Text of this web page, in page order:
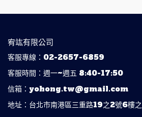
宥竑有限公司
客服專線：02-2657-6859
客服時間：週一~週五 8:40-17:50
信箱：yohong.tw@gmail.com
地址：台北市南港區三重路19之2號6樓